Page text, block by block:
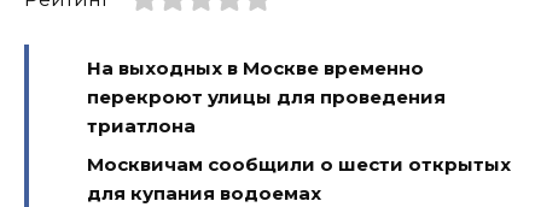
На выходных в Москве временно
перекроют улицы для проведения
триатлона
Москвичам сообщили о шести открытых
для купания водоемах